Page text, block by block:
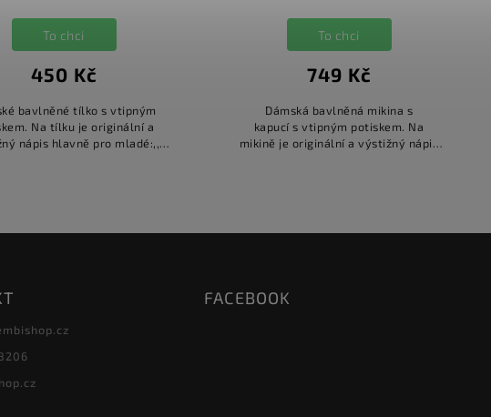
450 Kč
To chci
bavlněné tílko s vtipným
Na tílku je originální a
nápis hlavně pro mladé:,,
749 Kč
To chci
Dámská bavlněná mikina s
kapucí s vtipným potiskem. Na
mikině je originální a výstižný nápis
FACEBOOK